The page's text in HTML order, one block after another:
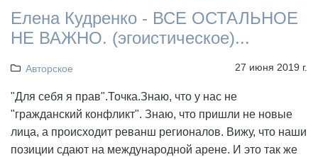
Елена Кудренко - ВСЕ ОСТАЛЬНОЕ
НЕ ВАЖНО. (эгоистическое)...
Авторское 27 июня 2019 г.
"Для себя я прав".Точка.Знаю, что у нас не
"гражданский конфликт". Знаю, что пришли не новые
лица, а происходит реванш регионалов. Вижу, что наши
позиции сдают на международной арене. И это так же